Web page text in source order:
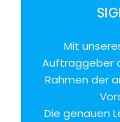
Mit
Auftraggeber
Rahmen der
Die genauen